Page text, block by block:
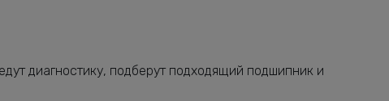
диагностику, подберут подходящий подшипник и